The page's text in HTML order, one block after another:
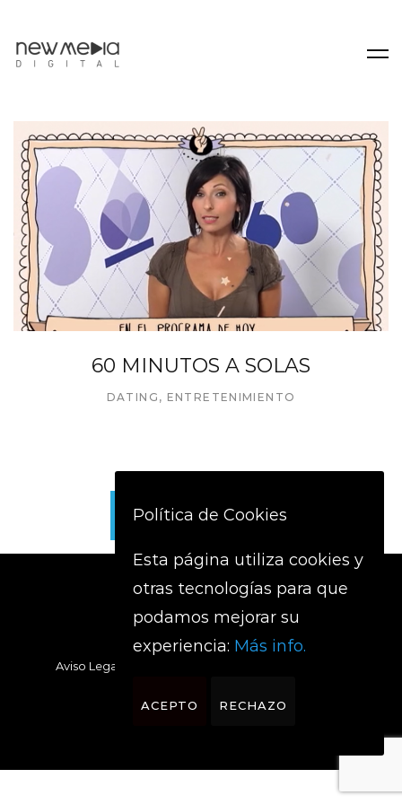
60 MINUTOS A SOLAS
DATING , ENTRETENIMIENTO
CARGAR MÁS
Aviso Legal
Política de Cookies
Esta página utiliza cookies y
otras tecnologías para que
podamos mejorar su
experiencia: Más info.
ACEPTO RECHAZO